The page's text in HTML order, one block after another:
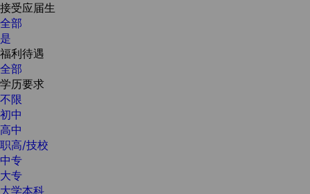
接受应届生
全部
是
福利待遇
全部
学历要求
不限
初中
高中
职高/技校
中专
大专
大学本科